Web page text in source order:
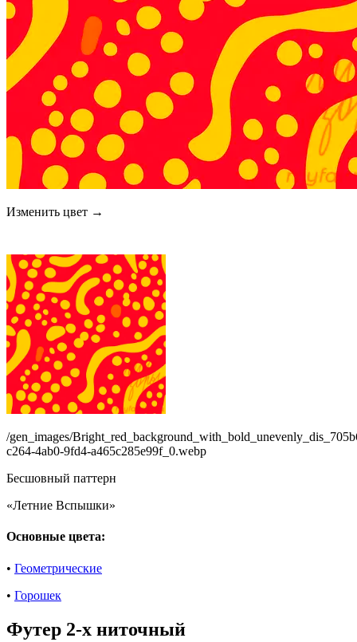
Изменить цвет →
/gen_images/
c264-4ab0-9fd4-a465c285e99f_0.webp
Бесшовный паттерн
«Летние Вспышки»
Основные цвета:
• Геометрические
• Горошек
Футер 2-х ниточный